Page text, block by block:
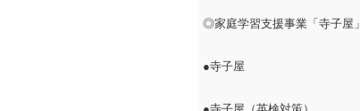
◎家庭学習支援事業「寺子屋」
●寺子屋